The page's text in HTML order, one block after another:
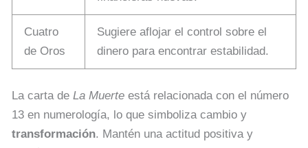
Cuatro
de Oros
Sugiere aflojar el control sobre el
dinero para encontrar estabilidad.
La carta de La Muerte está relacionada con el número
13 en numerología, lo que simboliza cambio y
transformación. Mantén una actitud positiva y